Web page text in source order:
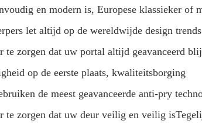
en modern is, Europese klassieker of
let altijd op de wereldwijde design
te zorgen dat uw portal altijd geavanceerd
op de eerste plaats, kwaliteitsborging
de meest geavanceerde anti-pry
te zorgen dat uw deur veilig en veilig